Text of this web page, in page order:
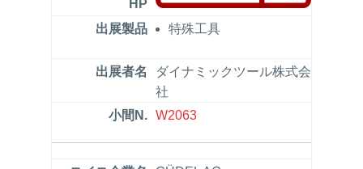
特殊工具
ダイナミックツール株式会
社
W2063